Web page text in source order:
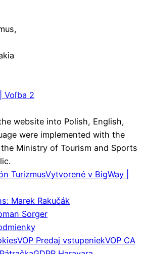
Voľba 2
website into Polish, English,
were implemented with the
Ministry of Tourism and Sports
TurizmusVytvorené v BigWay |
Marek Rakučák
Sorger
VOP Predaj vstupeniekVOP CA